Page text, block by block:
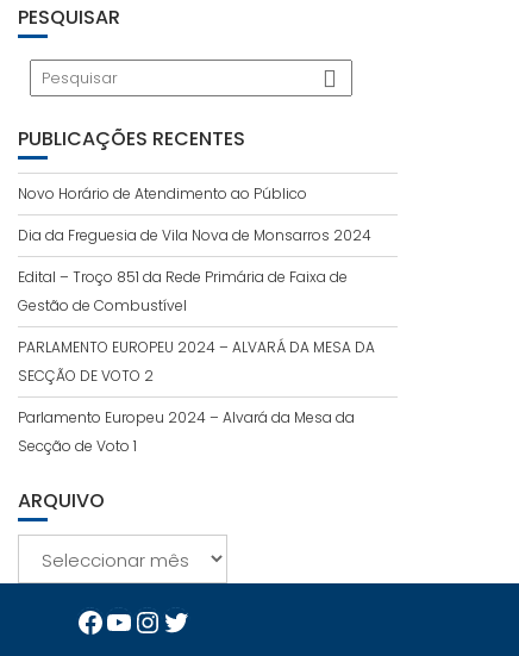
PESQUISAR
PUBLICAÇÕES RECENTES
Novo Horário de Atendimento ao Público
Dia da Freguesia de Vila Nova de Monsarros 2024
Edital – Troço 851 da Rede Primária de Faixa de
Gestão de Combustível
PARLAMENTO EUROPEU 2024 – ALVARÁ DA MESA DA
SECÇÃO DE VOTO 2
Parlamento Europeu 2024 – Alvará da Mesa da
Secção de Voto 1
ARQUIVO
Facebook
YouTube
Instagram
Twitter